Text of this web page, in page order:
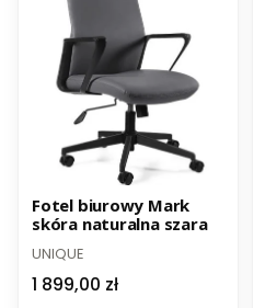
-12% z kodem PROMO12
Fotel biurowy Mark
skóra naturalna szara
UNIQUE
1 899,00 zł